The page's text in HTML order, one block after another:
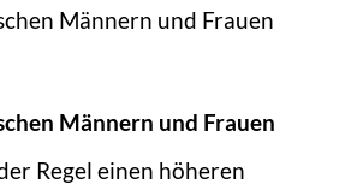
Männern und Frauen
Männern und Frauen
Regel einen höheren